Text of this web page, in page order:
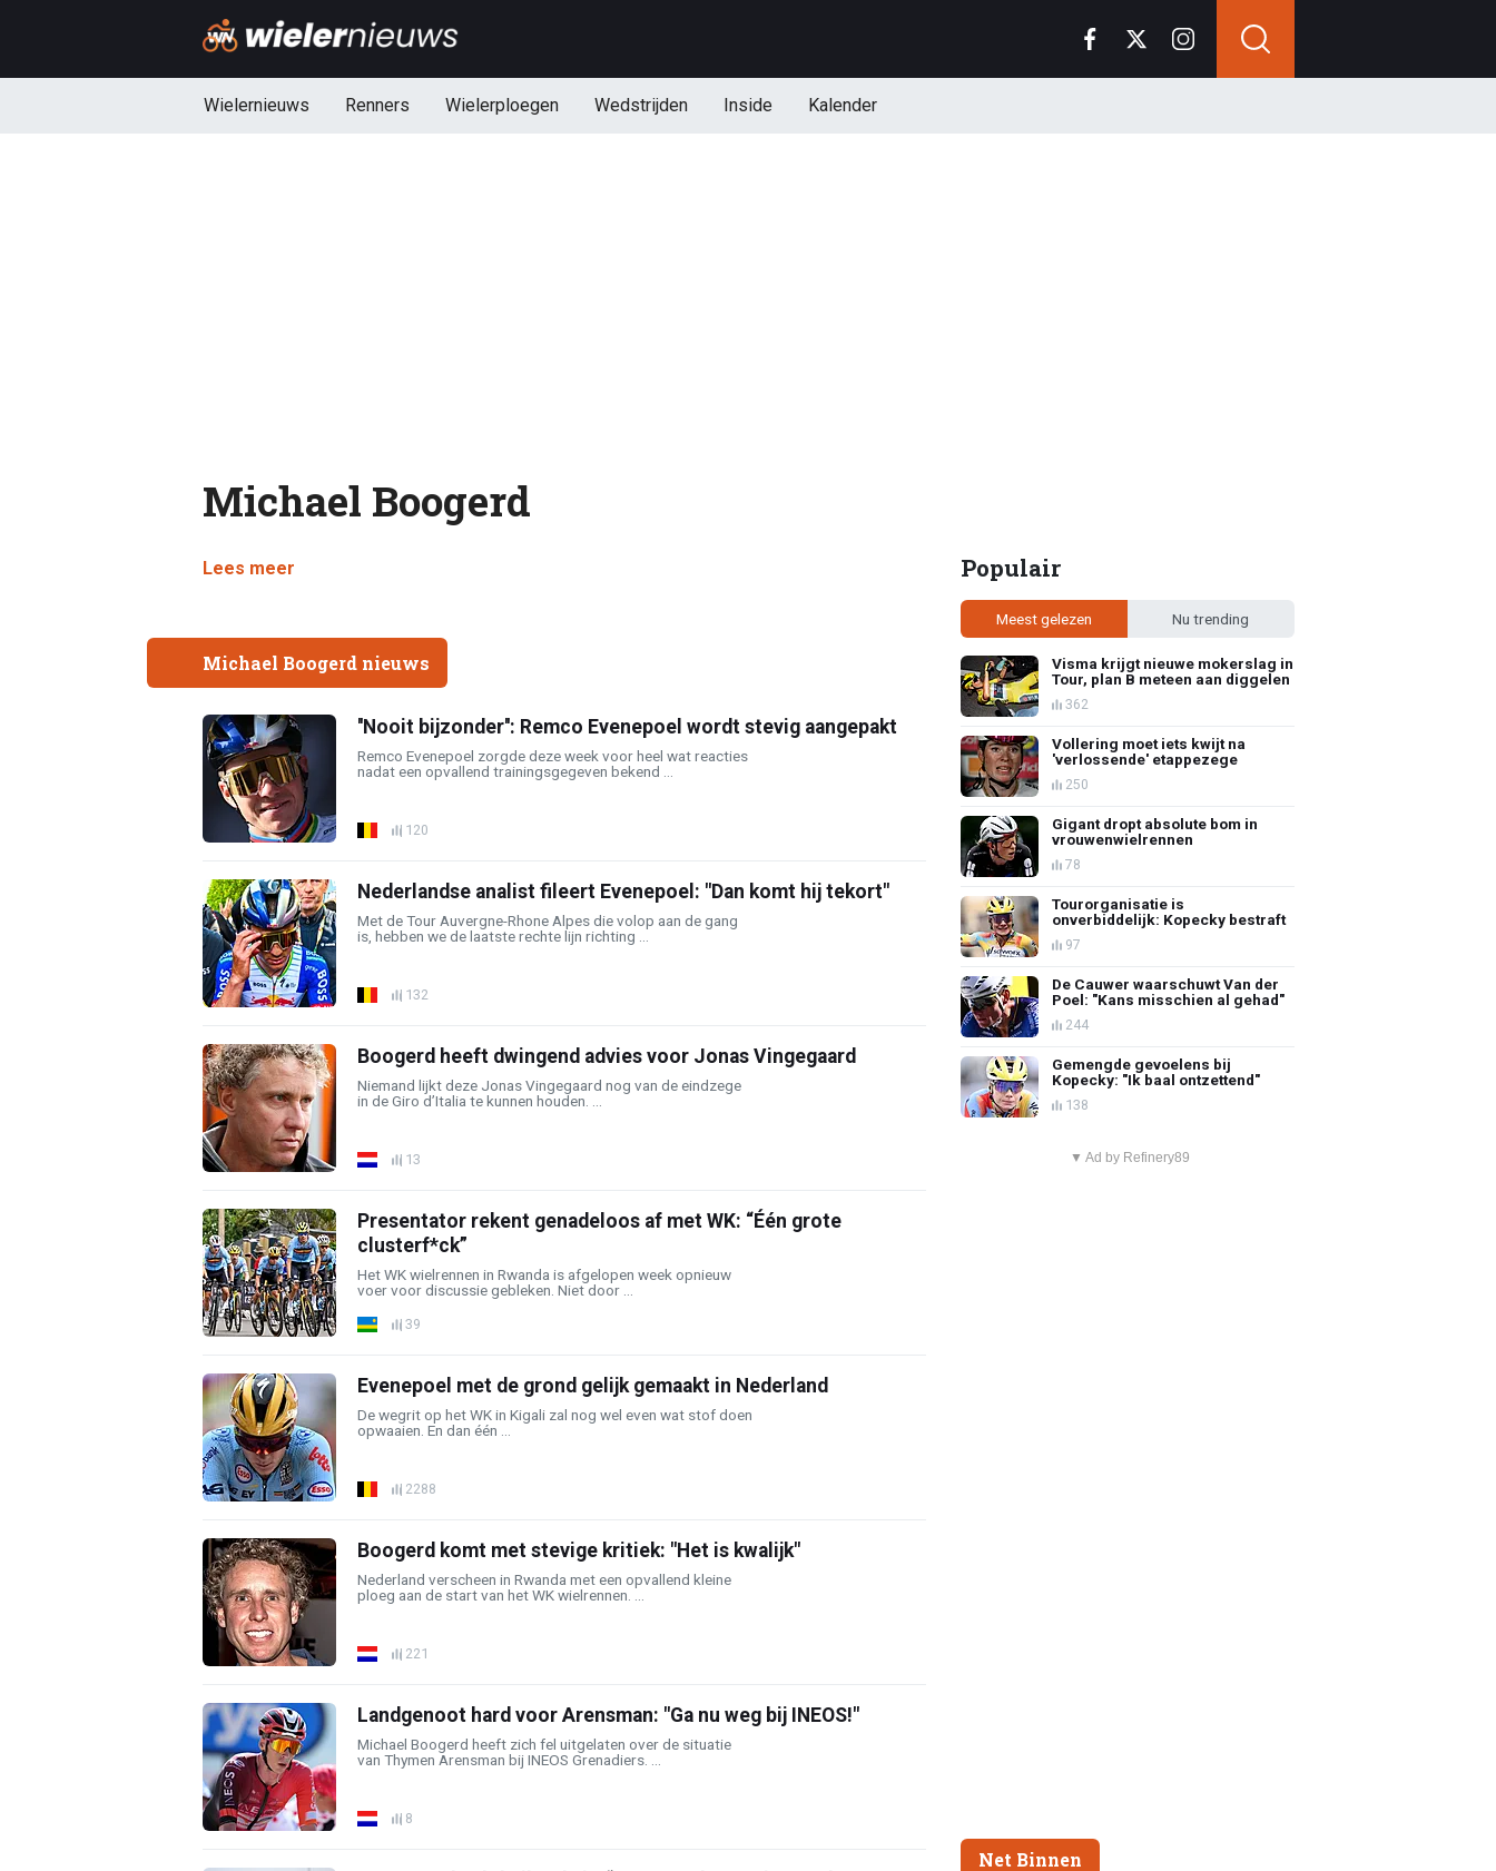
Wielernieuws Renners Wielerploegen Wedstrijden Inside Kalender
Michael Boogerd
Lees meer
Michael Boogerd nieuws
''Nooit bijzonder'': Remco Evenepoel wordt stevig aangepakt
Remco Evenepoel zorgde deze week voor heel wat reacties
nadat een opvallend trainingsgegeven bekend ...
120
Nederlandse analist fileert Evenepoel: "Dan komt hij tekort"
Met de Tour Auvergne-Rhone Alpes die volop aan de gang
is, hebben we de laatste rechte lijn richting ...
132
Boogerd heeft dwingend advies voor Jonas Vingegaard
Niemand lijkt deze Jonas Vingegaard nog van de eindzege
in de Giro d’Italia te kunnen houden. ...
13
Presentator rekent genadeloos af met WK: “Één grote
clusterf*ck”
Het WK wielrennen in Rwanda is afgelopen week opnieuw
voer voor discussie gebleken. Niet door ...
39
Evenepoel met de grond gelijk gemaakt in Nederland
De wegrit op het WK in Kigali zal nog wel even wat stof doen
opwaaien. En dan één ...
2288
Boogerd komt met stevige kritiek: "Het is kwalijk"
Nederland verscheen in Rwanda met een opvallend kleine
ploeg aan de start van het WK wielrennen. ...
221
Landgenoot hard voor Arensman: "Ga nu weg bij INEOS!"
Michael Boogerd heeft zich fel uitgelaten over de situatie
van Thymen Arensman bij INEOS Grenadiers. ...
8
Populair
Meest gelezen Nu trending
Visma krijgt nieuwe mokerslag in
Tour, plan B meteen aan diggelen
362
Vollering moet iets kwijt na
'verlossende' etappezege
250
Gigant dropt absolute bom in
vrouwenwielrennen
78
Tourorganisatie is
onverbiddelijk: Kopecky bestraft
97
De Cauwer waarschuwt Van der
Poel: "Kans misschien al gehad"
244
Gemengde gevoelens bij
Kopecky: "Ik baal ontzettend"
138
▼ Ad by Refinery89
Net Binnen